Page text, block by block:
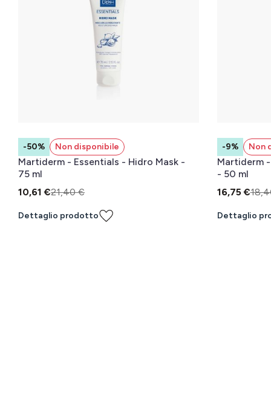
-50% Non disponibile
Martiderm - Essentials - Hidro Mask -
75 ml
10,61 €21,40 €
Dettaglio prodotto
-9% Non
Martiderm
- 50 ml
16,75 €
Dettaglio